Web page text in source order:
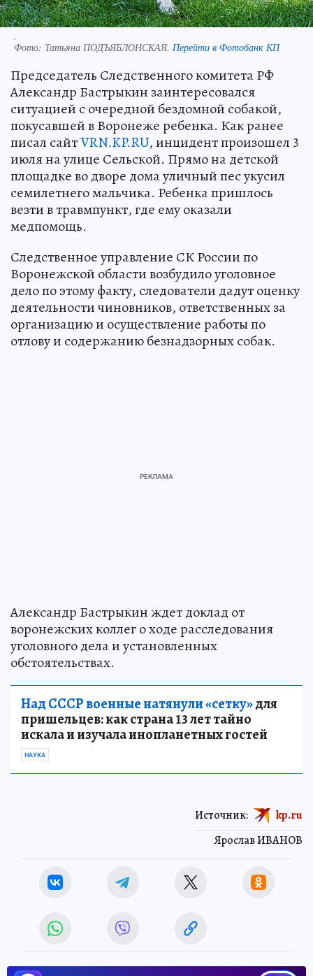
.
Фото: Татьяна ПОДЪЯБЛОНСКАЯ. Перейти в Фотобанк КП
Председатель Следственного комитета РФ
Александр Бастрыкин заинтересовался
ситуацией с очередной бездомной собакой,
покусавшей в Воронеже ребенка. Как ранее
писал сайтVRN.KP.RU, инцидент произошел 3
июля на улице Сельской. Прямо на детской
площадке во дворе дома уличный пес укусил
семилетнего мальчика. Ребенка пришлось
везти в травмпункт, где ему оказали
медпомощь.
Следственное управление СК России по
Воронежской области возбудило уголовное
дело по этому факту, следователи дадут оценку
деятельности чиновников, ответственных за
организацию и осуществление работы по
отлову и содержанию безнадзорных собак.
Александр Бастрыкин ждет доклад от
воронежских коллег о ходе расследования
уголовного дела и установленных
обстоятельствах.
Над СССР военные натянули «сетку»для
пришельцев: как страна 13 лет тайно
искала и изучала инопланетных гостей
НАУКА
Ярослав ИВАНОВ
Источник: kp.ru